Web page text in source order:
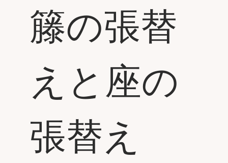
籐の張替
えと座の
張替え